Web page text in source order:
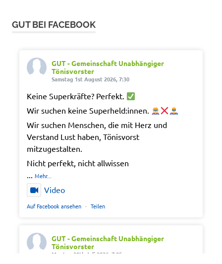
GUT BEI FACEBOOK
GUT - Gemeinschaft Unabhängiger
Tönisvorster
Samstag 1st August 2026, 7:30
Keine Superkräfte? Perfekt.
Wir suchen keine Superheld:innen.
Wir suchen Menschen, die mit Herz und
Verstand Lust haben, Tönisvorst
mitzugestalten.
Nicht perfekt, nicht allwissen
Mehr...
Video
Auf Facebook ansehen · Teilen
GUT - Gemeinschaft Unabhängiger
Tönisvorster
Montag 20th Juli 2026, 7:05